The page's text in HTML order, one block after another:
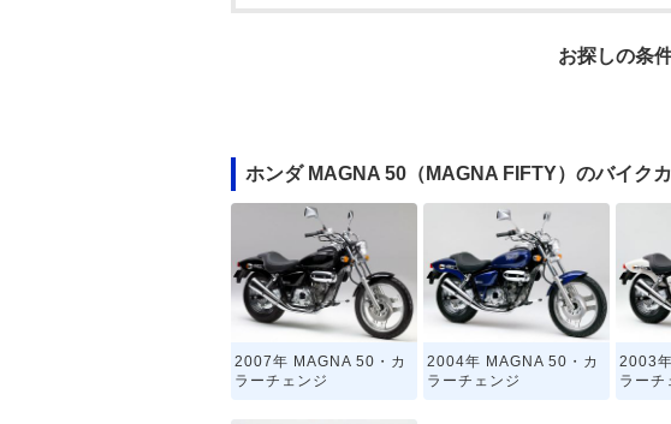
お探しの条
ホンダ MAGNA 50（MAGNA FIFTY）のバイク
2007年 MAGNA 50・カ
ラーチェンジ
2004年 MAGNA 50・カ
ラーチェンジ
2003
ラーチ